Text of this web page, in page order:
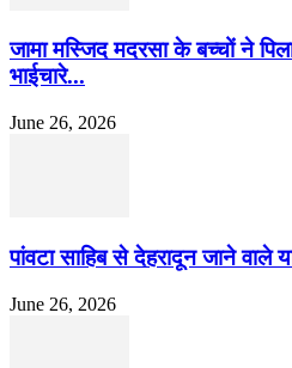
जामा मस्जिद मदरसा के बच्चों ने
भाईचारे...
June 26, 2026
पांवटा साहिब से देहरादून जाने वाले
June 26, 2026